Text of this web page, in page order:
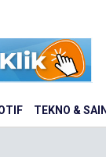
TEKNO &